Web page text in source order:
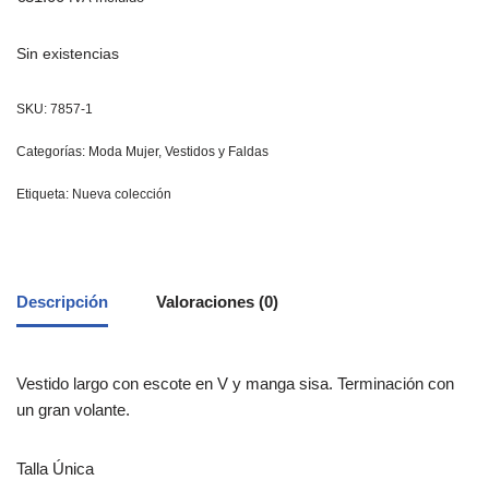
Sin existencias
SKU: 7857-1
Categorías: Moda Mujer, Vestidos y Faldas
Etiqueta: Nueva colección
Descripción Valoraciones (0)
Vestido largo con escote en V y manga sisa. Terminación con
un gran volante.
Talla Única